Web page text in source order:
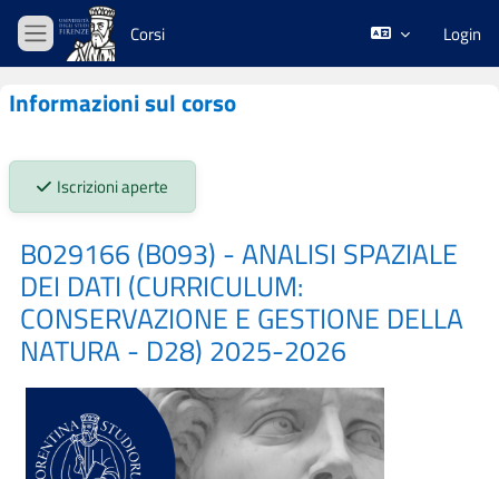
Vai al contenuto principale
Pannello laterale
Corsi Login
Informazioni sul corso
Stato iscrizioni:
Iscrizioni aperte
B029166 (B093) - ANALISI SPAZIALE
DEI DATI (CURRICULUM:
CONSERVAZIONE E GESTIONE DELLA
NATURA - D28) 2025-2026